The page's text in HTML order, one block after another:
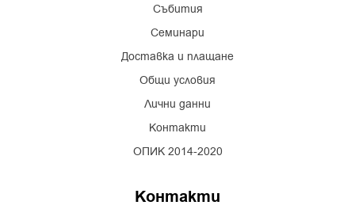
Събития
Семинари
Доставка и плащане
Общи условия
Лични данни
Контакти
ОПИК 2014-2020
Контакти